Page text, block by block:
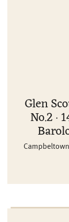
Glen
No.2 ·